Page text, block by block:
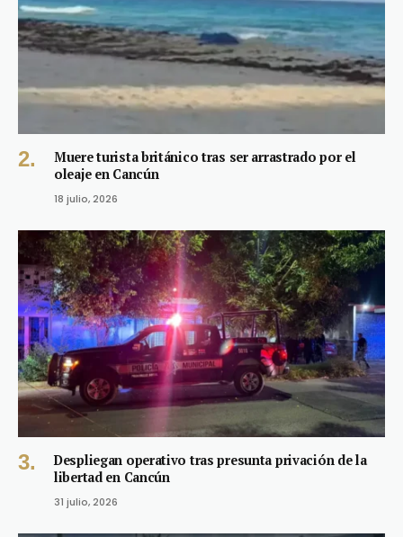
Muere turista británico tras ser arrastrado por el
oleaje en Cancún
18 julio, 2026
Despliegan operativo tras presunta privación de la
libertad en Cancún
31 julio, 2026